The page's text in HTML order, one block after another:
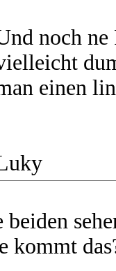
noch
einen
beiden
kommt